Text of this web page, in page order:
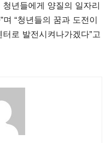
년들에게 양질의 일자리
“청년들의 꿈과 도전이
로 발전시켜나가겠다”고